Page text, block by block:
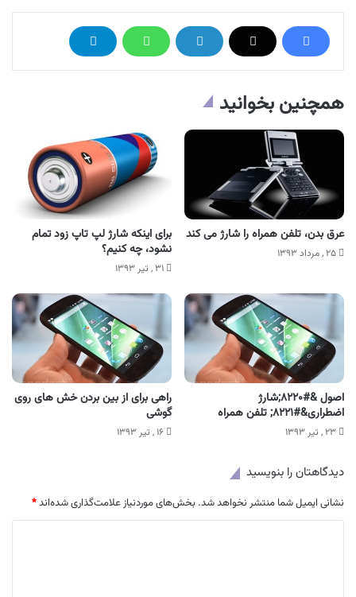
همچنین بخوانید
عرق بدن، تلفن همراه را شارژ می کند
۲۵ , مرداد ۱۳۹۳
برای اینکه شارژ لپ تاپ زود تمام
نشود، چه کنیم؟
۳۱ , تیر ۱۳۹۳
اصول &#۸۲۲۰;شارژ
اضطراری&#۸۲۲۱; تلفن همراه
۲۳ , تیر ۱۳۹۳
راهی برای از بین بردن خش های روی
گوشی
۱۶ , تیر ۱۳۹۳
دیدگاهتان را بنویسید
نشانی ایمیل شما منتشر نخواهد شد. بخش‌های موردنیاز علامت‌گذاری شده‌اند*